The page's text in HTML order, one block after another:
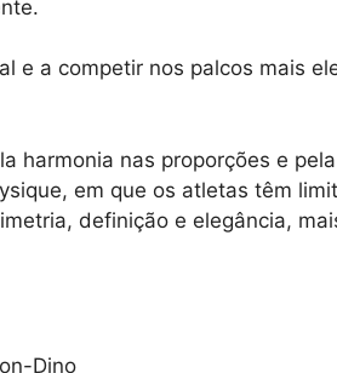
e a competir nos palcos mais
harmonia nas proporções e
em que os atletas têm
definição e elegância,